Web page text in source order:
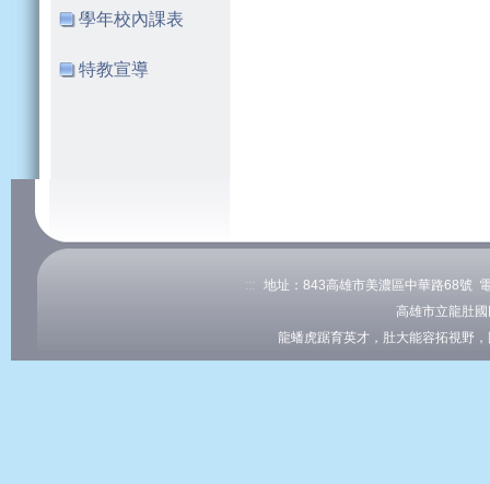
學年校內課表
特教宣導
:::
地址：843高雄市美濃區中華路68號
高雄市立龍肚
龍蟠虎踞育英才，肚大能容拓視野